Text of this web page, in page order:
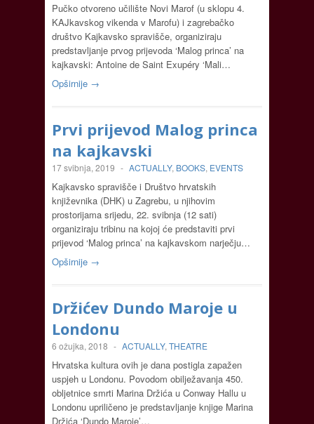
Pučko otvoreno učilište Novi Marof (u sklopu 4.
KAJkavskog vikenda v Marofu) i zagrebačko
društvo Kajkavsko spravišče, organiziraju
predstavljanje prvog prijevoda ‘Malog princa’ na
kajkavski: Antoine de Saint Exupéry ‘Mali…
Opširnije →
Prvi prijevod Malog princa
na kajkavski
17 svibnja, 2019 - ACTUALLY, BOOKS, EVENTS
Kajkavsko spravišče i Društvo hrvatskih
književnika (DHK) u Zagrebu, u njihovim
prostorijama srijedu, 22. svibnja (12 sati)
organiziraju tribinu na kojoj će predstaviti prvi
prijevod ‘Malog princa’ na kajkavskom narječju…
Opširnije →
Držićev Dundo Maroje u
Londonu
6 ožujka, 2018 - ACTUALLY, THEATRE
Hrvatska kultura ovih je dana postigla zapažen
uspjeh u Londonu. Povodom obilježavanja 450.
obljetnice smrti Marina Držića u Conway Hallu u
Londonu upriličeno je predstavljanje knjige Marina
Držića ‘Dundo Maroje’…